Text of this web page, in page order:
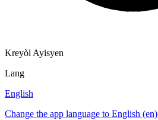
Kreyòl Ayisyen
Lang
English
Change the app language to English (en)